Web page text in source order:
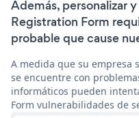
Además, personalizar
Registration Form
probable que cause
A medida que su empresa
se encuentre con
informáticos pueden
Form vulnerabilidades de